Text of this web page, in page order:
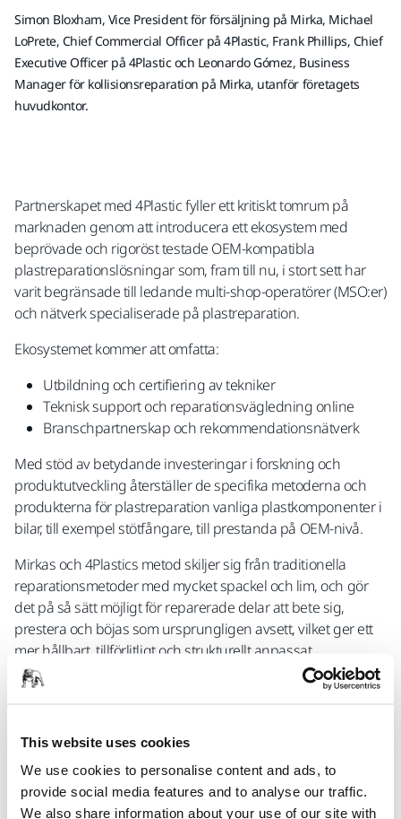
This website uses cookies
We use cookies to personalise content and ads, to
provide social media features and to analyse our traffic.
We also share information about your use of our site with
Simon Bloxham, Vice President för försäljning på Mirka, Michael
LoPrete, Chief Commercial Officer på 4Plastic, Frank Phillips, Chief
Executive Officer på 4Plastic och Leonardo Gómez, Business
Manager för kollisionsreparation på Mirka, utanför företagets
huvudkontor.
Partnerskapet med 4Plastic fyller ett kritiskt tomrum på
marknaden genom att introducera ett ekosystem med
beprövade och rigoröst testade OEM-kompatibla
plastreparationslösningar som, fram till nu, i stort sett har
varit begränsade till ledande multi-shop-operatörer (MSO:er)
och nätverk specialiserade på plastreparation.
Ekosystemet kommer att omfatta:
Utbildning och certifiering av tekniker
Teknisk support och reparationsvägledning online
Branschpartnerskap och rekommendationsnätverk
Med stöd av betydande investeringar i forskning och
produktutveckling återställer de specifika metoderna och
produkterna för plastreparation vanliga plastkomponenter i
bilar, till exempel stötfångare, till prestanda på OEM-nivå.
Mirkas och 4Plastics metod skiljer sig från traditionella
reparationsmetoder med mycket spackel och lim, och gör
det på så sätt möjligt för reparerade delar att bete sig,
prestera och böjas som ursprungligen avsett, vilket ger ett
mer hållbart, tillförlitligt och strukturellt anpassat
reparationsresultat.
När plastreparationer utförs på rätt sätt ger de stora fördelar
i hela skadehanteringskedjan. De ger försäkringsbolag ett
tydligt sätt att sänka de totala reparationskostnaderna
genom att minska beroendet av dyra utbytesdelar. För